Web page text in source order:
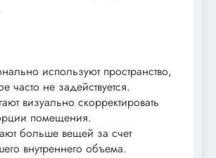
используют пространство,
часто не задействуется.
визуально скорректировать
помещения.
больше вещей за счет
внутреннего объема.